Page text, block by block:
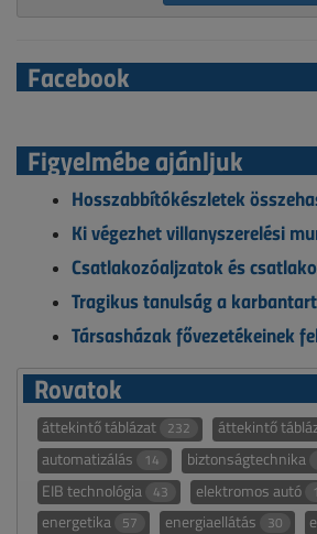
Facebook
Figyelmébe ajánljuk
Hosszabbítókészletek
Ki végezhet villanyszerelési
Csatlakozóaljzatok és
Tragikus tanulság a
Társasházak fővezetékeinek
Rovatok
áttekintő táblázat 232 áttekintő
automatizálás 14 biztonságtechnika
EIB technológia 43 elektromos autó
energetika 57 energiaellátás 30